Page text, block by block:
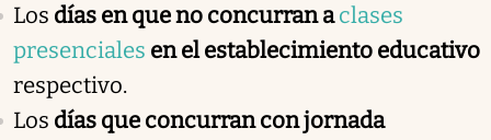
Los días en que no concurran aclases
presenciales en el establecimiento educativo
respectivo.
Los días que concurran con jornada